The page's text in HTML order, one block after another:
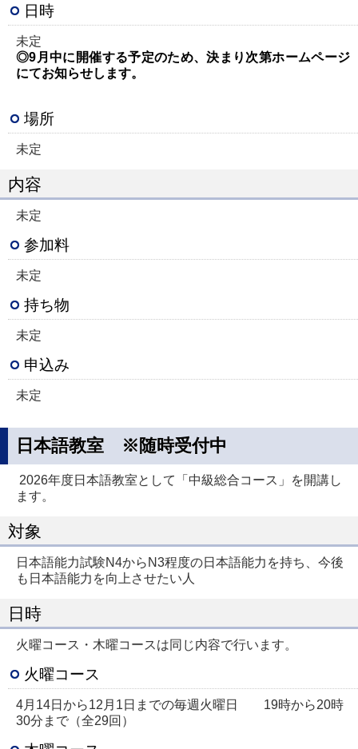
日時
未定
◎9月中に開催する予定のため、決まり次第ホームページ
にてお知らせします。
場所
未定
内容
未定
参加料
未定
持ち物
未定
申込み
未定
日本語教室 ※随時受付中
2026年度日本語教室として「中級総合コース」を開講し
ます。
対象
日本語能力試験N4からN3程度の日本語能力を持ち、今後
も日本語能力を向上させたい人
日時
火曜コース・木曜コースは同じ内容で行います。
火曜コース
4月14日から12月1日までの毎週火曜日 19時から20時
30分まで（全29回）